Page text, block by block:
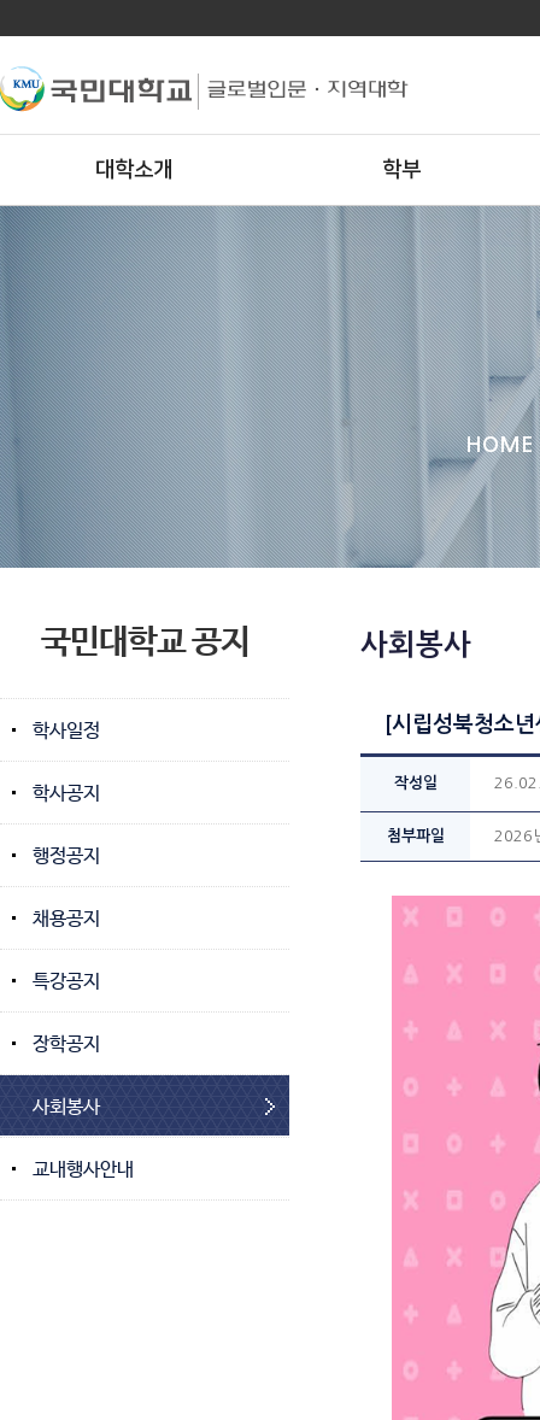
대학소개 학부
HOME
국민대학교 공지
학사일정
학사공지
행정공지
채용공지
특강공지
장학공지
사회봉사
교내행사안내
사회봉사
[시립성북청소
작성일
첨부파일 2026